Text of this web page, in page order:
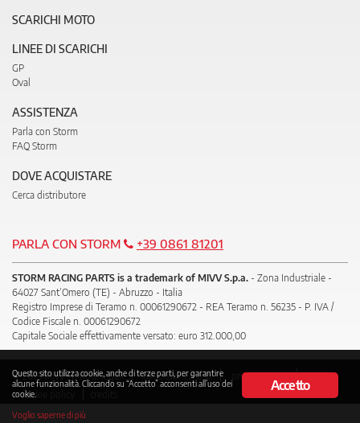
SCARICHI MOTO
LINEE DI SCARICHI
GP
Oval
ASSISTENZA
Parla con Storm
FAQ Storm
DOVE ACQUISTARE
Cerca distributore
PARLA CON STORM +39 0861 81201
STORM RACING PARTS is a trademark of MIVV S.p.a. - Zona Industriale -
64027 Sant’Omero (TE) - Abruzzo - Italia
Registro Imprese di Teramo n. 00061290672 - REA Teramo n. 56235 - P. IVA /
Codice Fiscale n. 00061290672
Capitale Sociale effettivamente versato: euro 312.000,00
© 2018 Mivv note legali condizioni d’uso
privacy policy
cookie policy
Accetto
Questo sito utilizza cookie, anche di terze parti, per garantire
alcune funzionalità. Cliccando su “Accetto” acconsenti all’uso dei
cookie.
Voglio saperne di più